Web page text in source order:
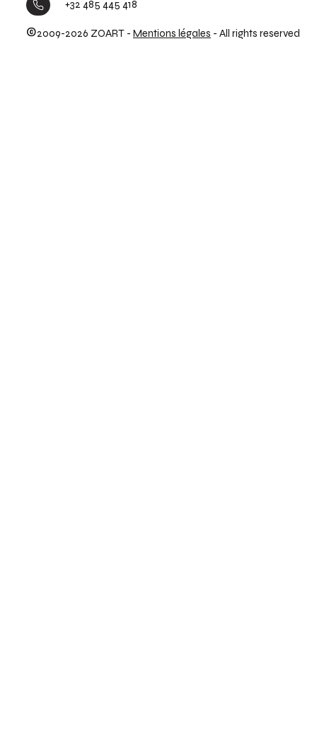
+32 485 445 418
©2009-2026 ZOART - Mentions légales - All rights reserved